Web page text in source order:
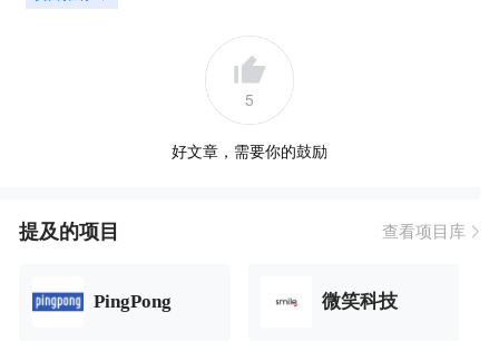
5
好文章，需要你的鼓励
提及的项目 查看项目库
PingPong 微笑科技